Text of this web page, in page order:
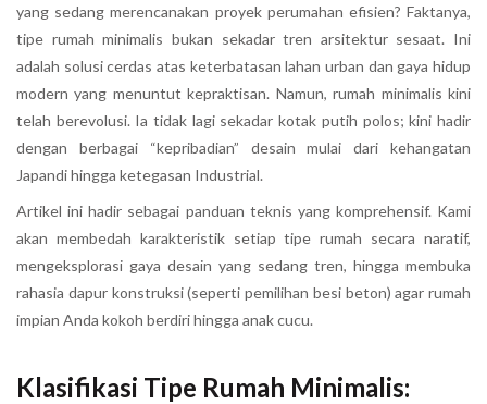
yang sedang merencanakan proyek perumahan efisien? Faktanya,
tipe rumah minimalis bukan sekadar tren arsitektur sesaat. Ini
adalah solusi cerdas atas keterbatasan lahan urban dan gaya hidup
modern yang menuntut kepraktisan. Namun, rumah minimalis kini
telah berevolusi. Ia tidak lagi sekadar kotak putih polos; kini hadir
dengan berbagai “kepribadian” desain mulai dari kehangatan
Japandi hingga ketegasan Industrial.
Artikel ini hadir sebagai panduan teknis yang komprehensif. Kami
akan membedah karakteristik setiap tipe rumah secara naratif,
mengeksplorasi gaya desain yang sedang tren, hingga membuka
rahasia dapur konstruksi (seperti pemilihan besi beton) agar rumah
impian Anda kokoh berdiri hingga anak cucu.
Klasifikasi Tipe Rumah Minimalis: